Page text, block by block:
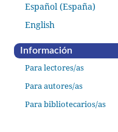
Español (España)
English
Información
Para lectores/as
Para autores/as
Para bibliotecarios/as